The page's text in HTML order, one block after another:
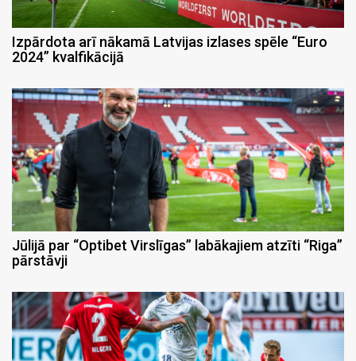
Izpārdota arī nākamā Latvijas izlases spēle “Euro
2024” kvalfikācijā
Jūlijā par “Optibet Virslīgas” labākajiem atzīti “Riga”
pārstāvji